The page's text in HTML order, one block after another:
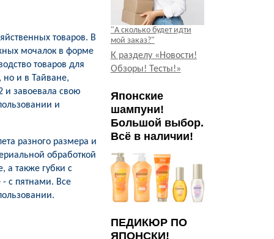
товаров. В
мочалок в форме
товаров для
и в Тайване,
и завоевала свою
и
разного размера и
обработкой
а также губки с
с пятнами. Все
"А сколько будет идти
мой заказ?"
К разделу «Новости!
Обзоры! Тесты!»
Японские
шампуни!
Большой выбор.
Всё в наличии!
ПЕДИКЮР ПО
ЯПОНСКИ!